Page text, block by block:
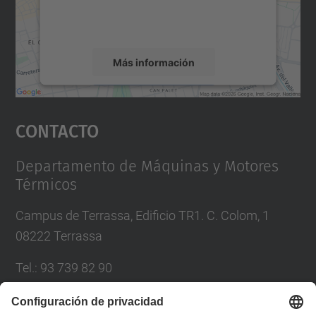
Más información
Aceptar
powered by
Contacto
Departamento de Máquinas y Motores
Térmicos
Campus de Terrassa, Edificio TR1. C. Colom, 1
08222 Terrassa
Tel. : 93 739 82 90
Correo:asdi.utgct@upc.edu